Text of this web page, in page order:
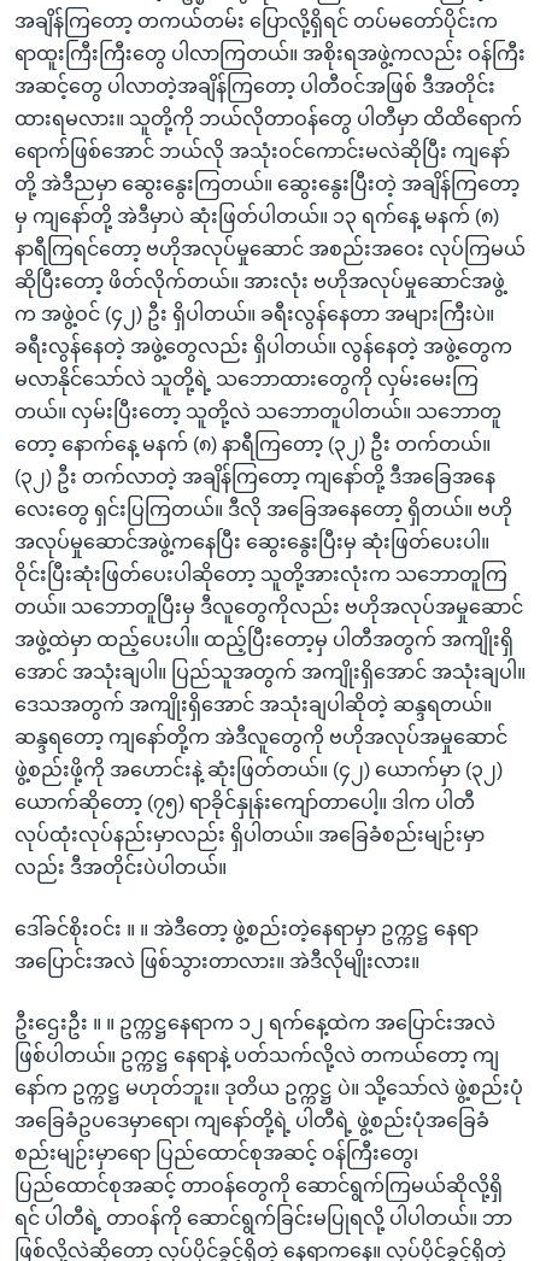
အချိန်ကြတော့ တကယ်တမ်း ပြောလို့ရှိရင် တပ်မတော်ပိုင်းက
ရာထူးကြီးကြီးတွေ ပါလာကြတယ်။ အစိုးရအဖွဲ့ကလည်း ဝန်ကြီး
အဆင့်တွေ ပါလာတဲ့အချိန်ကြတော့ ပါတီဝင်အဖြစ် ဒီအတိုင်း
ထားရမလား။ သူတို့ကို ဘယ်လိုတာဝန်တွေ ပါတီမှာ ထိထိရောက်
ရောက်ဖြစ်အောင် ဘယ်လို အသုံးဝင်ကောင်းမလဲဆိုပြီး ကျနော်
တို့ အဲဒီညမှာ ဆွေးနွေးကြတယ်။ ဆွေးနွေးပြီးတဲ့ အချိန်ကြတော့
မှ ကျနော်တို့ အဲဒီမှာပဲ ဆုံးဖြတ်ပါတယ်။ ၁၃ ရက်နေ့ မနက် (၈)
နာရီကြရင်တော့ ဗဟိုအလုပ်မှုဆောင် အစည်းအဝေး လုပ်ကြမယ်
ဆိုပြီးတော့ ဖိတ်လိုက်တယ်။ အားလုံး ဗဟိုအလုပ်မှုဆောင်အဖွဲ့
က အဖွဲ့ဝင် (၄၂) ဦး ရှိပါတယ်။ ခရီးလွန်နေတာ အများကြီးပဲ။
ခရီးလွန်နေတဲ့ အဖွဲ့တွေလည်း ရှိပါတယ်။ လွန်နေတဲ့ အဖွဲ့တွေက
မလာနိုင်သော်လဲ သူတို့ရဲ့ သဘောထားတွေကို လှမ်းမေးကြ
တယ်။ လှမ်းပြီးတော့ သူတို့လဲ သဘောတူပါတယ်။ သဘောတူ
တော့ နောက်နေ့ မနက် (၈) နာရီကြတော့ (၃၂) ဦး တက်တယ်။
(၃၂) ဦး တက်လာတဲ့ အချိန်ကြတော့ ကျနော်တို့ ဒီအခြေအနေ
လေးတွေ ရှင်းပြကြတယ်။ ဒီလို အခြေအနေတော့ ရှိတယ်။ ဗဟို
အလုပ်မှုဆောင်အဖွဲ့ကနေပြီး ဆွေးနွေးပြီးမှ ဆုံးဖြတ်ပေးပါ။
ဝိုင်းပြီးဆုံးဖြတ်ပေးပါဆိုတော့ သူတို့အားလုံးက သဘောတူကြ
တယ်။ သဘောတူပြီးမှ ဒီလူတွေကိုလည်း ဗဟိုအလုပ်အမှုဆောင်
အဖွဲ့ထဲမှာ ထည့်ပေးပါ။ ထည့်ပြီးတော့မှ ပါတီအတွက် အကျိုးရှိ
အောင် အသုံးချပါ။ ပြည်သူအတွက် အကျိုးရှိအောင် အသုံးချပါ။
ဒေသအတွက် အကျိုးရှိအောင် အသုံးချပါဆိုတဲ့ ဆန္ဒရတယ်။
ဆန္ဒရတော့ ကျနော်တို့က အဲဒီလူတွေကို ဗဟိုအလုပ်အမှုဆောင်
ဖွဲ့စည်းဖို့ကို အဟောင်းနဲ့ ဆုံးဖြတ်တယ်။ (၄၂) ယောက်မှာ (၃၂)
ယောက်ဆိုတော့ (၇၅) ရာခိုင်နှုန်းကျော်တာပေါ့။ ဒါက ပါတီ
လုပ်ထုံးလုပ်နည်းမှာလည်း ရှိပါတယ်။ အခြေခံစည်းမျဉ်းမှာ
လည်း ဒီအတိုင်းပဲပါတယ်။
ဒေါ်ခင်စိုးဝင်း ။ ။ အဲဒီတော့ ဖွဲ့စည်းတဲ့နေရာမှာ ဥက္ကဋ္ဌ နေရာ
အပြောင်းအလဲ ဖြစ်သွားတာလား။ အဲဒီလိုမျိုးလား။
ဦးဌေးဦး ။ ။ ဥက္ကဋ္ဌနေရာက ၁၂ ရက်နေ့ထဲက အပြောင်းအလဲ
ဖြစ်ပါတယ်။ ဥက္ကဋ္ဌ နေရာနဲ့ ပတ်သက်လို့လဲ တကယ်တော့ ကျ
နော်က ဥက္ကဋ္ဌ မဟုတ်ဘူး။ ဒုတိယ ဥက္ကဋ္ဌ ပဲ။ သို့သော်လဲ ဖွဲ့စည်းပုံ
အခြေခံဥပဒေမှာရော၊ ကျနော်တို့ရဲ့ ပါတီရဲ့ ဖွဲ့စည်းပုံအခြေခံ
စည်းမျဉ်းမှာရော ပြည်ထောင်စုအဆင့် ဝန်ကြီးတွေ၊
ပြည်ထောင်စုအဆင့် တာဝန်တွေကို ဆောင်ရွက်ကြမယ်ဆိုလို့ရှိ
ရင် ပါတီရဲ့ တာဝန်ကို ဆောင်ရွက်ခြင်းမပြုရလို့ ပါပါတယ်။ ဘာ
ဖြစ်လို့လဲဆိုတော့ လုပ်ပိုင်ခွင့်ရှိတဲ့ နေရာကနေ။ လုပ်ပိုင်ခွင့်ရှိတဲ့